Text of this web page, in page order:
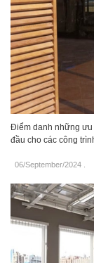
Điểm danh những ưu
đầu cho các công
06/September/2024